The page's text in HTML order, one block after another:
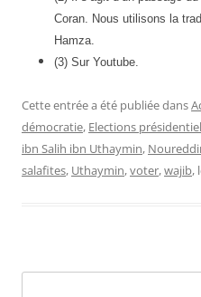
Coran. Nous utilisons la
Hamza.
(3) Sur Youtube.
Cette entrée a été publiée dans
démocratie, Elections
ibn Salih ibn Uthaymin,
salafites, Uthaymin,voter,wajib,